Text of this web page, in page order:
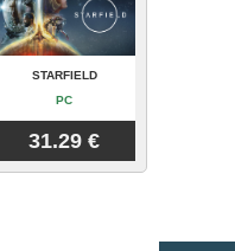
STARFIELD
PC
31.29 €